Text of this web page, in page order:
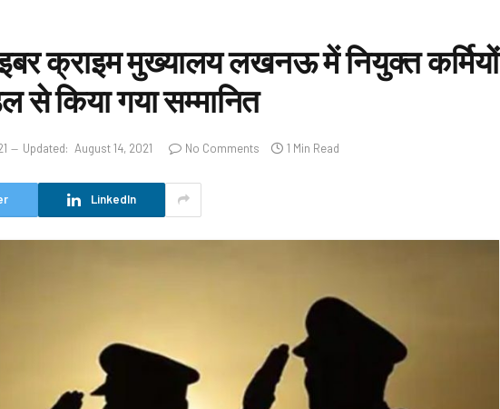
क्राइम मुख्यालय लखनऊ में नियुक्त कर्मियों
से किया गया सम्मानित
Updated: August 14, 2021 No Comments 1 Min Read
LinkedIn